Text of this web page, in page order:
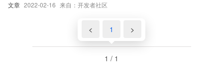
文章 2022-02-16 来自：开发者社区
< 1 >
1 / 1